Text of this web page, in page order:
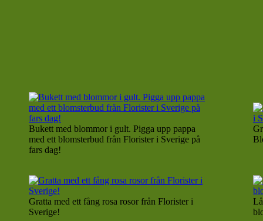
Bukett med blommor i gult. Pigga upp pappa
med ett blomsterbud från Florister i Sverige på
fars dag!
Gratta med ett fång rosa rosor från Florister i
Sverige!